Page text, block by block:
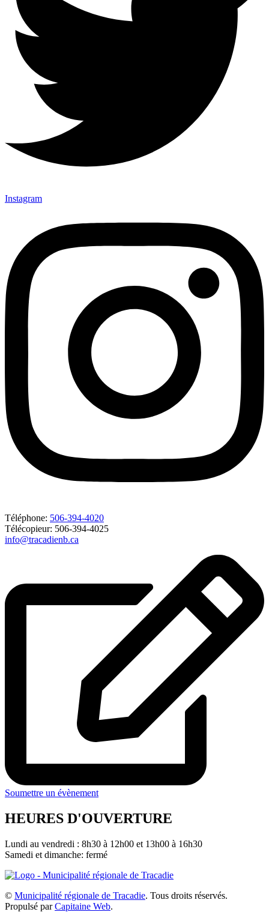
Instagram
Téléphone: 506-394-4020
Télécopieur: 506-394-4025
info@tracadienb.ca
Soumettre un évènement
HEURES D'OUVERTURE
Lundi au vendredi : 8h30 à 12h00 et 13h00 à 16h30
Samedi et dimanche: fermé
© Municipalité régionale de Tracadie. Tous droits réservés.
Propulsé parCapitaine Web.